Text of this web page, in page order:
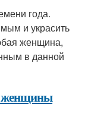
года.
и украсить
женщина,
в данной
женщины